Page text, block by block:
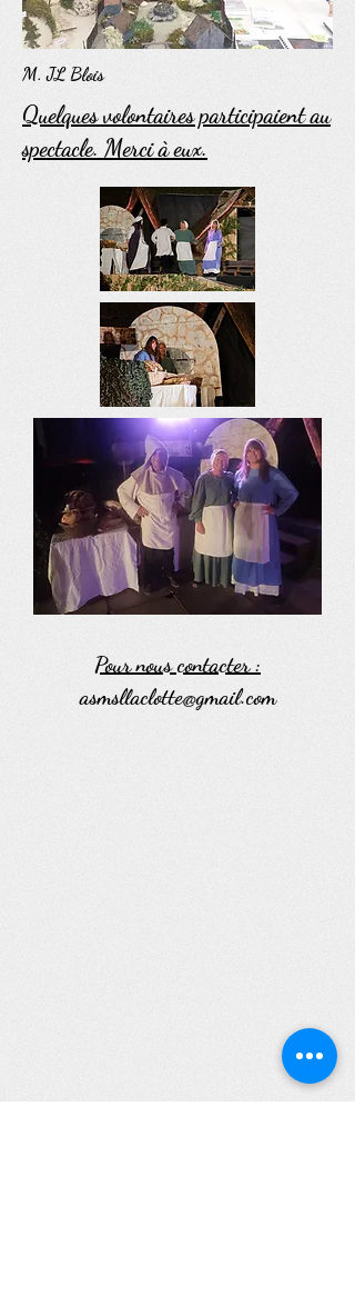
M. JL Blois
Quelques volontaires participaient au
spectacle. Merci à eux.
Pour nous contacter :
asmsllaclotte@gmail.com